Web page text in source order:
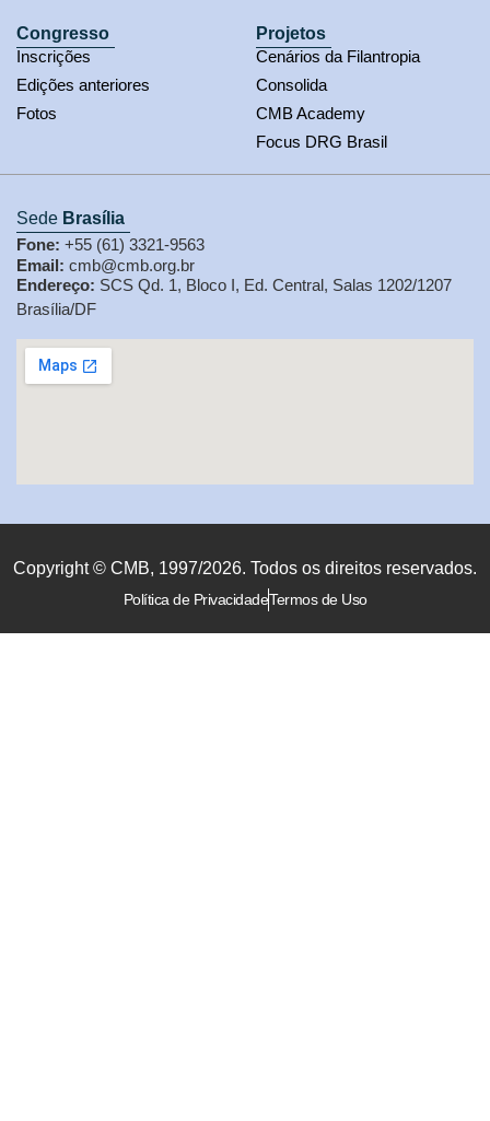
Congresso
Inscrições
Edições anteriores
Fotos
Projetos
Cenários da Filantropia
Consolida
CMB Academy
Focus DRG Brasil
Sede Brasília
Fone: +55 (61) 3321-9563
Email: cmb@cmb.org.br
Endereço: SCS Qd. 1, Bloco I, Ed. Central, Salas 1202/1207
Brasília/DF
Copyright © CMB, 1997/2026. Todos os direitos reservados.
Política de PrivacidadeTermos de Uso